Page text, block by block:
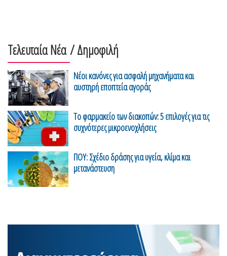
Τελευταία Νέα/ Δημοφιλή
Νέοι κανόνες για ασφαλή μηχανήματα και
αυστηρή εποπτεία αγοράς
Το φαρμακείο των διακοπών: 5 επιλογές για τις
συχνότερες μικροενοχλήσεις
ΠΟΥ: Σχέδιο δράσης για υγεία, κλίμα και
μετανάστευση